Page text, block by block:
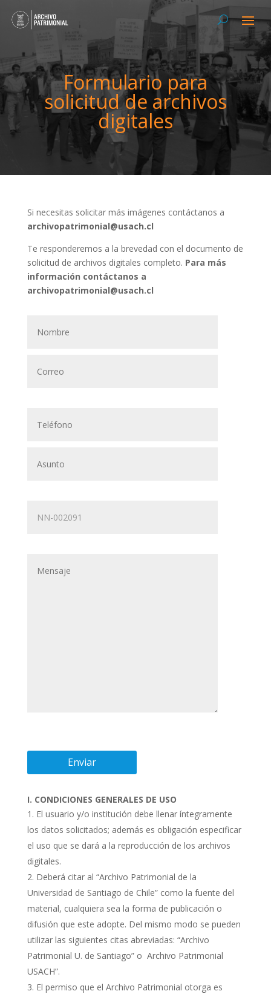
Formulario para
solicitud de archivos
digitales
Si necesitas solicitar más imágenes contáctanos a
archivopatrimonial@usach.cl
Te responderemos a la brevedad con el documento de
solicitud de archivos digitales completo. Para más
información contáctanos a
archivopatrimonial@usach.cl
I. CONDICIONES GENERALES DE USO
El usuario y/o institución debe llenar íntegramente
los datos solicitados; además es obligación especificar
el uso que se dará a la reproducción de los archivos
digitales.
Deberá citar al “Archivo Patrimonial de la
Universidad de Santiago de Chile” como la fuente del
material, cualquiera sea la forma de publicación o
difusión que este adopte. Del mismo modo se pueden
utilizar las siguientes citas abreviadas: “Archivo
Patrimonial U. de Santiago” o Archivo Patrimonial
USACH”.
El permiso que el Archivo Patrimonial otorga es